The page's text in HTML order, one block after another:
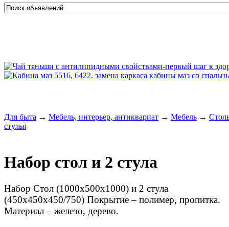
Для быта → Мебель, интерьер, антиквариат → Мебель →
стулья
Набор стол и 2 стула
Набор Стол (1000х500х1000) и 2 стула
(450х450х450/750) Покрытие – полимер, пропитка.
Материал – железо, дерево.